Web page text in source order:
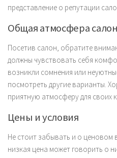
представление о репутации
Общая атмосфера
Посетив салон, обратите
должны чувствовать себя
возникли сомнения или
посмотреть другие варианты.
приятную атмосферу для своих
Цены и условия
Не стоит забывать и о ценовом
низкая цена может говорить о